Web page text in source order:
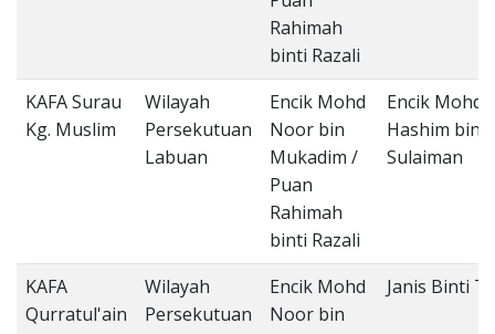
Rahimah
binti Razali
KAFA Surau
Kg. Muslim
Wilayah
Persekutuan
Labuan
Encik Mohd
Noor bin
Mukadim /
Puan
Rahimah
binti Razali
Encik Mohd
Hashim bin
Sulaiman
KAFA
Qurratul'ain
Wilayah
Persekutuan
Encik Mohd
Noor bin
Janis Binti